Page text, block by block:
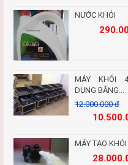
NƯỚC KHÓI
MÁY KHÓI
DỤNG BẰNG...
12.000.000 đ
MÁY TẠO